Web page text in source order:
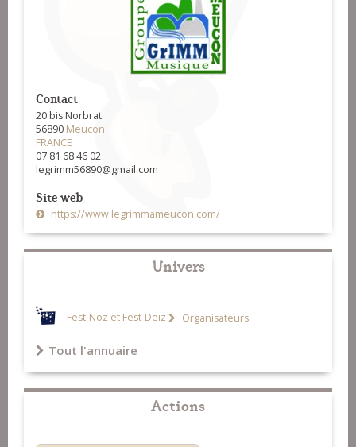
Contact
20 bis Norbrat
56890 Meucon
FRANCE
07 81 68 46 02
legrimm56890@gmail.com
Site web
https://www.legrimmameucon.com/
Univers
Fest-Noz et Fest-Deiz Organisateurs
Tout l'annuaire
Actions